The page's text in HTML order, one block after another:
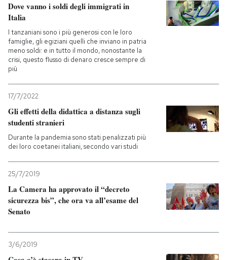
Dove vanno i soldi degli immigrati in
Italia
I tanzaniani sono i più generosi con le loro
famiglie, gli egiziani quelli che inviano in patria
meno soldi: e in tutto il mondo, nonostante la
crisi, questo flusso di denaro cresce sempre di
più
17/7/2022
Gli effetti della didattica a distanza sugli
studenti stranieri
Durante la pandemia sono stati penalizzati più
dei loro coetanei italiani, secondo vari studi
25/7/2019
La Camera ha approvato il “decreto
sicurezza bis”, che ora va all’esame del
Senato
3/6/2019